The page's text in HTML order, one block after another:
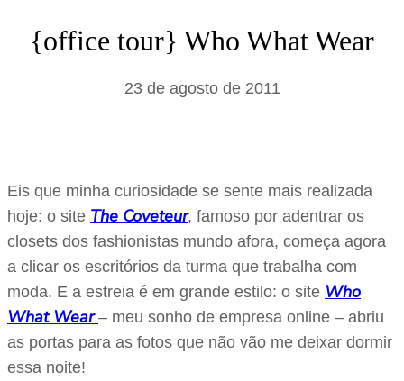
{office tour} Who What Wear
23 de agosto de 2011
Eis que minha curiosidade se sente mais realizada
hoje: o site The Coveteur, famoso por adentrar os
closets dos fashionistas mundo afora, começa agora
a clicar os escritórios da turma que trabalha com
moda. E a estreia é em grande estilo: o site Who
What Wear– meu sonho de empresa online – abriu
as portas para as fotos que não vão me deixar dormir
essa noite!